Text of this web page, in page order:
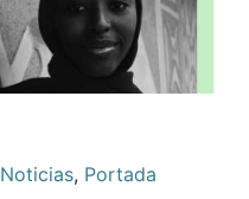
Noticias, Portada